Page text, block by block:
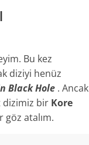
Bu kez
diziyi henüz
Black Hole . Ancak
dizimiz bir Kore
göz atalım.